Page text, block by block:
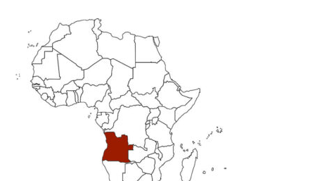
Primary
Sidebar